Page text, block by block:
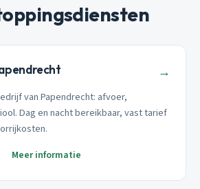
→
van Papendrecht: afvoer,
Dag en nacht bereikbaar, vast tarief
Meer informatie